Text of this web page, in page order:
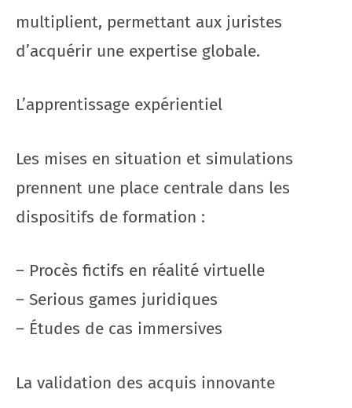
multiplient, permettant aux juristes
d’acquérir une expertise globale.
L’apprentissage expérientiel
Les mises en situation et simulations
prennent une place centrale dans les
dispositifs de formation :
– Procès fictifs en réalité virtuelle
– Serious games juridiques
– Études de cas immersives
La validation des acquis innovante